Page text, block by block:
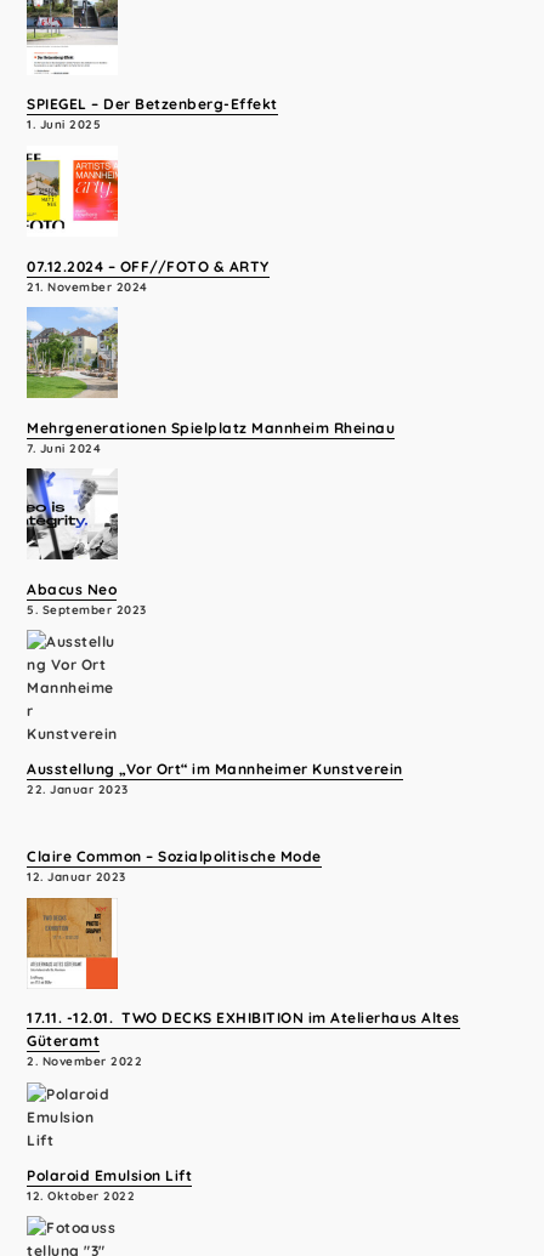
SPIEGEL – Der Betzenberg-Effekt
1. Juni 2025
07.12.2024 – OFF//FOTO & ARTY
21. November 2024
Mehrgenerationen Spielplatz Mannheim Rheinau
7. Juni 2024
Abacus Neo
5. September 2023
Ausstellung „Vor Ort“ im Mannheimer Kunstverein
22. Januar 2023
Claire Common – Sozialpolitische Mode
12. Januar 2023
17.11. -12.01. TWO DECKS EXHIBITION im Atelierhaus Altes
Güteramt
2. November 2022
Polaroid Emulsion Lift
12. Oktober 2022